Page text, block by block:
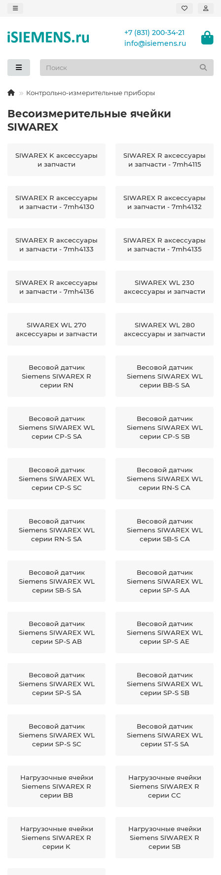
+7 (831) 200-34-21
info@isiemens.ru
Контрольно-измерительные приборы
Весоизмерительные ячейки
SIWAREX
SIWAREX K аксессуары
и запчасти
SIWAREX R аксессуары
и запчасти - 7mh4115
SIWAREX R аксессуары
и запчасти - 7mh4130
SIWAREX R аксессуары
и запчасти - 7mh4132
SIWAREX R аксессуары
и запчасти - 7mh4133
SIWAREX R аксессуары
и запчасти - 7mh4135
SIWAREX R аксессуары
и запчасти - 7mh4136
SIWAREX WL 230
аксессуары и запчасти
SIWAREX WL 270
аксессуары и запчасти
SIWAREX WL 280
аксессуары и запчасти
Весовой датчик
Siemens SIWAREX R
серии RN
Весовой датчик
Siemens SIWAREX WL
серии BB-S SA
Весовой датчик
Siemens SIWAREX WL
серии CP-S SA
Весовой датчик
Siemens SIWAREX WL
серии CP-S SB
Весовой датчик
Siemens SIWAREX WL
серии CP-S SC
Весовой датчик
Siemens SIWAREX WL
серии RN-S CA
Весовой датчик
Siemens SIWAREX WL
серии RN-S SA
Весовой датчик
Siemens SIWAREX WL
серии SB-S CA
Весовой датчик
Siemens SIWAREX WL
серии SB-S SA
Весовой датчик
Siemens SIWAREX WL
серии SP-S AA
Весовой датчик
Siemens SIWAREX WL
серии SP-S AB
Весовой датчик
Siemens SIWAREX WL
серии SP-S AE
Весовой датчик
Siemens SIWAREX WL
серии SP-S SA
Весовой датчик
Siemens SIWAREX WL
серии SP-S SB
Весовой датчик
Siemens SIWAREX WL
серии SP-S SC
Весовой датчик
Siemens SIWAREX WL
серии ST-S SA
Нагрузочные ячейки
Siemens SIWAREX R
серии BB
Нагрузочные ячейки
Siemens SIWAREX R
серии CC
Нагрузочные ячейки
Siemens SIWAREX R
серии K
Нагрузочные ячейки
Siemens SIWAREX R
серии SB